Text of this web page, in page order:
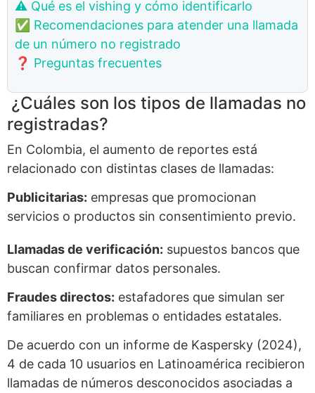
⚠️ Qué es el vishing y cómo identificarlo
✅ Recomendaciones para atender una llamada
de un número no registrado
❓ Preguntas frecuentes
¿Cuáles son los tipos de llamadas no
registradas?
En Colombia, el aumento de reportes está
relacionado con distintas clases de llamadas:
Publicitarias: empresas que promocionan
servicios o productos sin consentimiento previo.
Llamadas de verificación: supuestos bancos que
buscan confirmar datos personales.
Fraudes directos: estafadores que simulan ser
familiares en problemas o entidades estatales.
De acuerdo con un informe de Kaspersky (2024),
4 de cada 10 usuarios en Latinoamérica recibieron
llamadas de números desconocidos asociadas a